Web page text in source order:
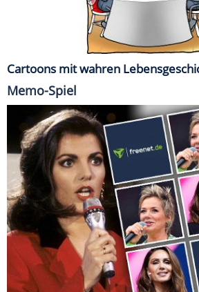
Cartoons mit wahren
Memo-Spiel